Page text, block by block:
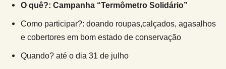
O quê?: Campanha “Termômetro Solidário”
Como participar?: doando roupas,calçados, agasalhos
e cobertores em bom estado de conservação
Quando? até o dia 31 de julho